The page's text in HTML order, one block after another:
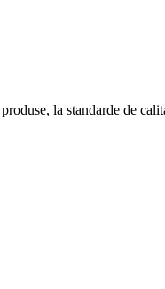
la standarde de